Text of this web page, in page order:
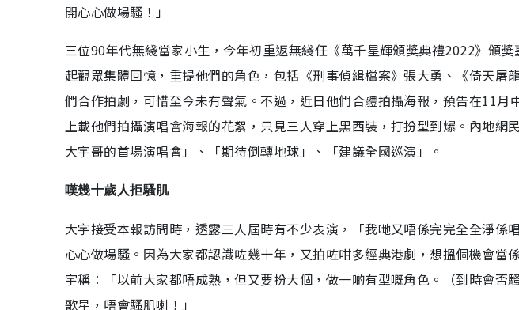
開心心做場騷！」
三位90年代無綫當家小生，今年初重返無綫任《萬千星輝頒獎典禮2022》頒
起觀眾集體回憶，重提他們的角色，包括《刑事偵緝檔案》張大勇、《倚天屠
們合作拍劇，可惜至今未有聲氣。不過，近日他們合體拍攝海報，預告在11月
上載他們拍攝演唱會海報的花絮，只見三人穿上黑西裝，打扮型到爆。內地網
大宇哥的首場演唱會」、「期待倒轉地球」、「建議全國巡演」。
嘆幾十歲人拒騷肌
大宇接受本報訪問時，透露三人屆時有不少表演，「我哋又唔係完完全全淨係
心心做場騷。因為大家都認識咗幾十年，又拍咗咁多經典港劇，想搵個機會當
宇稱︰「以前大家都唔成熟，但又要扮大個，做一啲有型嘅角色。（到時會否
歌星，唔會騷肌喇！」